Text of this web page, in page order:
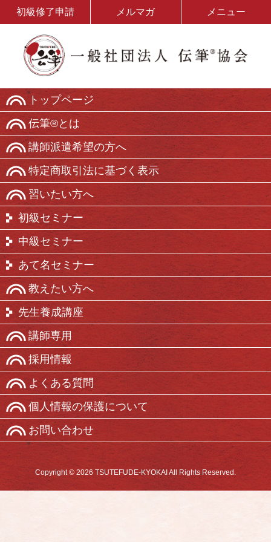
初級修了申請 メルマガ メニュー
トップページ
伝筆®とは
講師派遣希望の方へ
特定商取引法に基づく表示
習いたい方へ
初級セミナー
中級セミナー
あて名セミナー
教えたい方へ
先生養成講座
講師専用
採用情報
よくある質問
個人情報の保護について
お問い合わせ
Copyright © 2026 TSUTEFUDE-KYOKAI All Rights Reserved.